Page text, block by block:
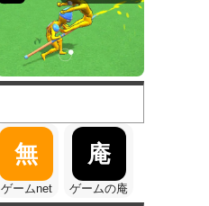
無
ゲームnet
庵
ゲームの庵